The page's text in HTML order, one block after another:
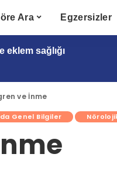
Ara Egzersizler
eklem sağlığı
ve İnme
Genel Bilgiler